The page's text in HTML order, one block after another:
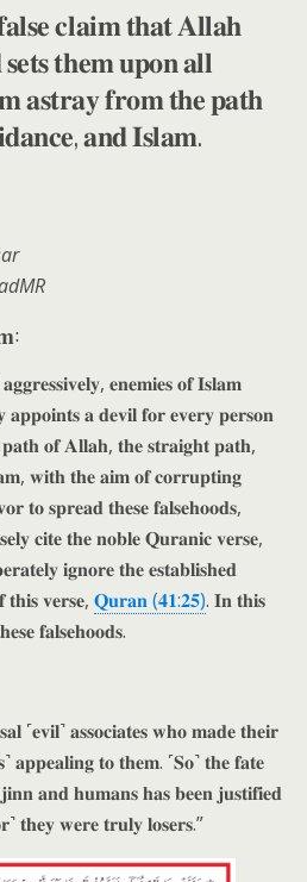
𝐜𝐥𝐚𝐢𝐦 𝐭𝐡𝐚𝐭 𝐀𝐥𝐥𝐚𝐡
𝐭𝐡𝐞𝐦 𝐮𝐩𝐨𝐧 𝐚𝐥𝐥
𝐚𝐬𝐭𝐫𝐚𝐲 𝐟𝐫𝐨𝐦 𝐭𝐡𝐞 𝐩𝐚𝐭𝐡
𝐚𝐧𝐝 𝐈𝐬𝐥𝐚𝐦.
𝐞𝐧𝐞𝐦𝐢𝐞𝐬 𝐨𝐟 𝐈𝐬𝐥𝐚𝐦
𝐚 𝐝𝐞𝐯𝐢𝐥 𝐟𝐨𝐫 𝐞𝐯𝐞𝐫𝐲 𝐩𝐞𝐫𝐬𝐨𝐧
𝐨𝐟 𝐀𝐥𝐥𝐚𝐡, 𝐭𝐡𝐞 𝐬𝐭𝐫𝐚𝐢𝐠𝐡𝐭 𝐩𝐚𝐭𝐡,
𝐰𝐢𝐭𝐡 𝐭𝐡𝐞 𝐚𝐢𝐦 𝐨𝐟 𝐜𝐨𝐫𝐫𝐮𝐩𝐭𝐢𝐧𝐠
𝐭𝐨 𝐬𝐩𝐫𝐞𝐚𝐝 𝐭𝐡𝐞𝐬𝐞 𝐟𝐚𝐥𝐬𝐞𝐡𝐨𝐨𝐝𝐬,
𝐜𝐢𝐭𝐞 𝐭𝐡𝐞 𝐧𝐨𝐛𝐥𝐞 𝐐𝐮𝐫𝐚𝐧𝐢𝐜 𝐯𝐞𝐫𝐬𝐞,
𝐢𝐠𝐧𝐨𝐫𝐞 𝐭𝐡𝐞 𝐞𝐬𝐭𝐚𝐛𝐥𝐢𝐬𝐡𝐞𝐝
𝐭𝐡𝐢𝐬 𝐯𝐞𝐫𝐬𝐞, 𝐐𝐮𝐫𝐚𝐧 (𝟒𝟏:𝟐𝟓). 𝐈𝐧 𝐭𝐡𝐢𝐬
𝐟𝐚𝐥𝐬𝐞𝐡𝐨𝐨𝐝𝐬.
˹𝐞𝐯𝐢𝐥˺ 𝐚𝐬𝐬𝐨𝐜𝐢𝐚𝐭𝐞𝐬 𝐰𝐡𝐨 𝐦𝐚𝐝𝐞 𝐭𝐡𝐞𝐢𝐫
𝐚𝐩𝐩𝐞𝐚𝐥𝐢𝐧𝐠 𝐭𝐨 𝐭𝐡𝐞𝐦. ˹𝐒𝐨˺ 𝐭𝐡𝐞 𝐟𝐚𝐭𝐞
𝐚𝐧𝐝 𝐡𝐮𝐦𝐚𝐧𝐬 𝐡𝐚𝐬 𝐛𝐞𝐞𝐧 𝐣𝐮𝐬𝐭𝐢𝐟𝐢𝐞𝐝
𝐭𝐡𝐞𝐲 𝐰𝐞𝐫𝐞 𝐭𝐫𝐮𝐥𝐲 𝐥𝐨𝐬𝐞𝐫𝐬.”